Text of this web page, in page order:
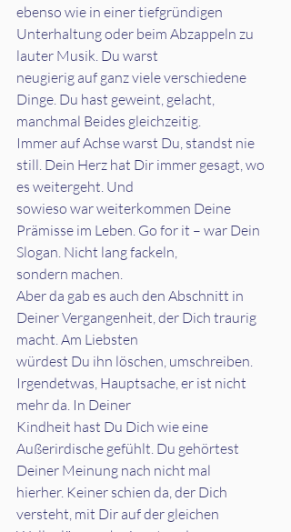
ebenso wie in einer tiefgründigen
Unterhaltung oder beim Abzappeln zu
lauter Musik. Du warst
neugierig auf ganz viele verschiedene
Dinge. Du hast geweint, gelacht,
manchmal Beides gleichzeitig.
Immer auf Achse warst Du, standst nie
still. Dein Herz hat Dir immer gesagt, wo
es weitergeht. Und
sowieso war weiterkommen Deine
Prämisse im Leben. Go for it – war Dein
Slogan. Nicht lang fackeln,
sondern machen.
Aber da gab es auch den Abschnitt in
Deiner Vergangenheit, der Dich traurig
macht. Am Liebsten
würdest Du ihn löschen, umschreiben.
Irgendetwas, Hauptsache, er ist nicht
mehr da. In Deiner
Kindheit hast Du Dich wie eine
Außerirdische gefühlt. Du gehörtest
Deiner Meinung nach nicht mal
hierher. Keiner schien da, der Dich
versteht, mit Dir auf der gleichen